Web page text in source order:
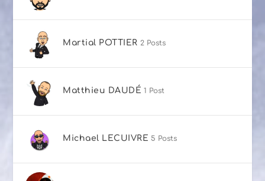
Martial POTTIER 2 Posts
Matthieu DAUDÉ 1 Post
Michael LECUIVRE 5 Posts